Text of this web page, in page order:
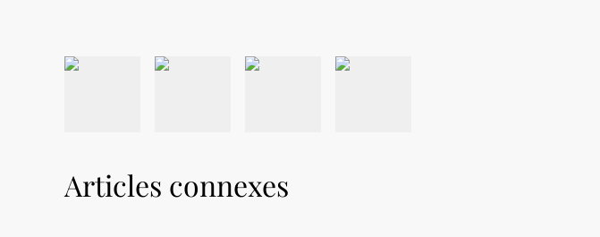
Articles connexes